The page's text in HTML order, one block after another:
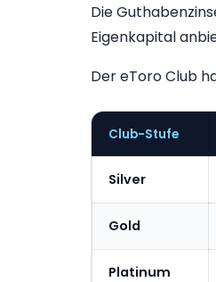
Die
Eigenkapital
Der eToro Club
Club-Stufe
Silver
Gold
Platinum